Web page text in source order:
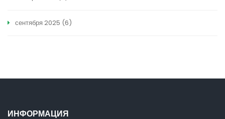
сентября 2025 (6)
ИНФОРМАЦИЯ